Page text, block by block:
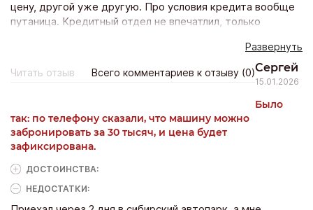
цену, другой уже другую. Про условия кредита вообще
путаница. Кредитный отдел не впечатлил, только
объяснили и зачем-то заставляли взять сумму больше
чем нужно. Я не стал связываться с Сибирским
автопарком. Какая-то муть.
Развернуть
Читать отзыв Всего комментариев к отзыву (0)Сергей
15.01.2026
Было
так: по телефону сказали, что машину можно
забронировать за 30 тысяч, и цена будет
зафиксирована.
ДОСТОИНCТВА:
НЕДОСТАТКИ: